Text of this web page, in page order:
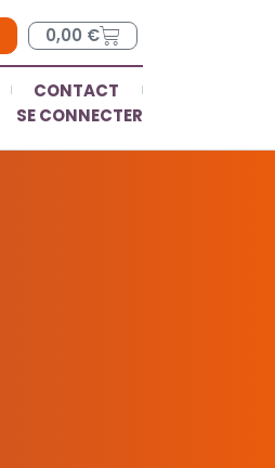
0,00 €
CONTACT
SE CONNECTER